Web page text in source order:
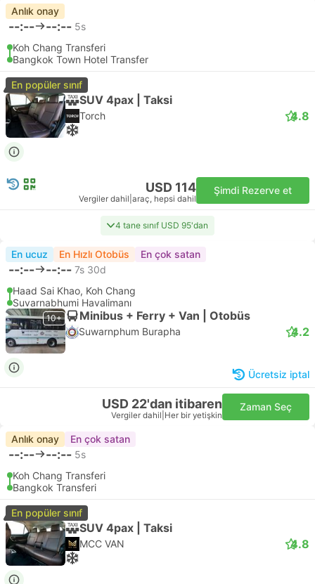
Anlık onay
--:-- --:-- 5s
Koh Chang Transferi
Bangkok Town Hotel Transfer
En popüler sınıf
SUV 4pax | Taksi
Torch 4.8
USD 114
Vergiler dahil araç, hepsi dahil
Şimdi Rezerve et
4 tane sınıf USD 95'dan
En ucuz En Hızlı Otobüs En çok satan
--:-- --:-- 7s 30d
Haad Sai Khao, Koh Chang
Suvarnabhumi Havalimanı
10+ Minibus + Ferry + Van | Otobüs
Suwarnphum Burapha 4.2
Ücretsiz iptal
USD 22'dan itibaren
Vergiler dahil Her bir yetişkin
Zaman Seç
Anlık onay En çok satan
--:-- --:-- 5s
Koh Chang Transferi
Bangkok Transferi
En popüler sınıf
SUV 4pax | Taksi
MCC VAN 4.8